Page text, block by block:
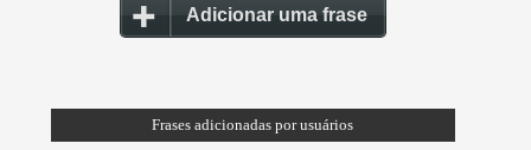
Adicionar uma frase
Frases adicionadas por usuários